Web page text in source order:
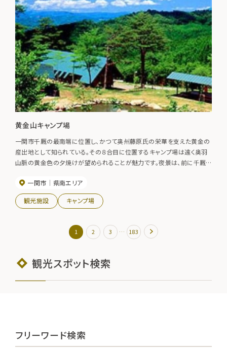
黄金山キャンプ場
一関市千厩の最南端に位置し、かつて奥州藤原氏の栄華を支えた黄金の
産出地として知られている。その８合目に位置するキャンプ場は遠く奥羽
山脈の黄金色の夕焼けが望められることが魅力です。夜景は、前に千厩
えません。【利用期間】５月１日（ゴールデンウィークの頃）～１０月３１日
一関市 県南エリア
観光施設 キャンプ場
1 2 3 … 183
観光スポット検索
フリーワード検索